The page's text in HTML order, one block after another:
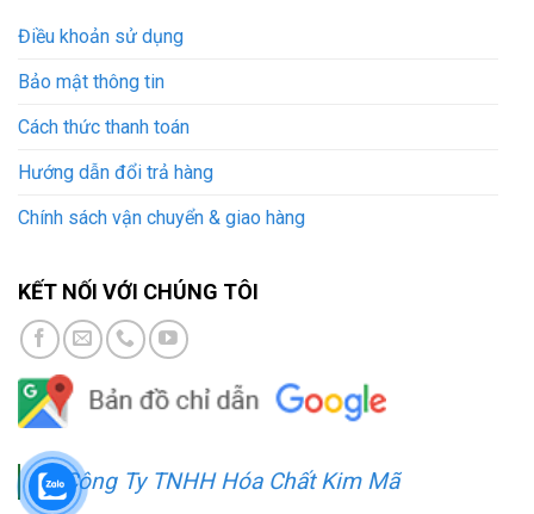
Điều khoản sử dụng
Bảo mật thông tin
Cách thức thanh toán
Hướng dẫn đổi trả hàng
Chính sách vận chuyển & giao hàng
KẾT NỐI VỚI CHÚNG TÔI
Công Ty TNHH Hóa Chất Kim Mã